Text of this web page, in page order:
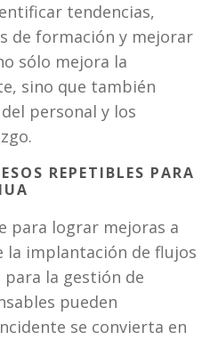
tendencias,
de formación y mejorar
sólo mejora la
sino que también
personal y los
REPETIBLES PARA
para lograr mejoras a
la implantación de flujos
la gestión de
pueden
se convierta en